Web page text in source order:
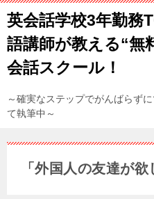
英会話学校3年勤務
語講師が教える“無
会話スクール！
～確実なステップでがんばらず
て執筆中～
「外国人の友達が